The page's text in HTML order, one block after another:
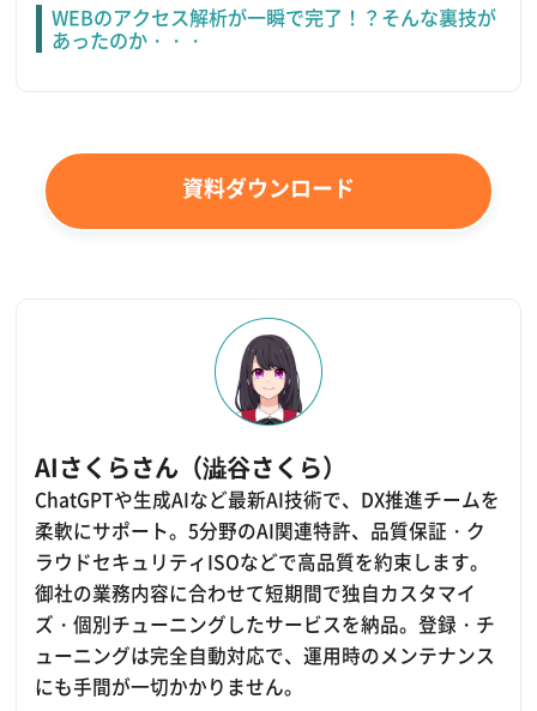
WEBのアクセス解析が一瞬で完了！？そんな裏技が
あったのか・・・
資料ダウンロード
AIさくらさん（澁谷さくら）
ChatGPTや生成AIなど最新AI技術で、DX推進チームを
柔軟にサポート。5分野のAI関連特許、品質保証・ク
ラウドセキュリティISOなどで高品質を約束します。
御社の業務内容に合わせて短期間で独自カスタマイ
ズ・個別チューニングしたサービスを納品。登録・チ
ューニングは完全自動対応で、運用時のメンテナンス
にも手間が一切かかりません。